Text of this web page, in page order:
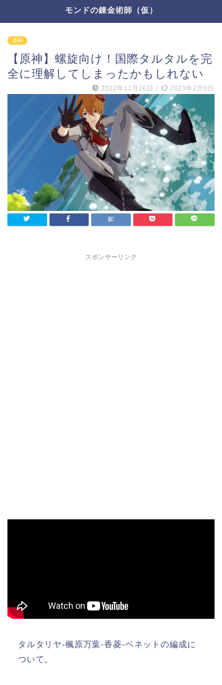
モンドの錬金術師（仮）
原神
【原神】螺旋向け！国際タルタルを完
全に理解してしまったかもしれない
2022年11月16日 / 2023年2月6日
スポンサーリンク
タルタリヤ-楓原万葉-香菱-ベネットの編成に
ついて。